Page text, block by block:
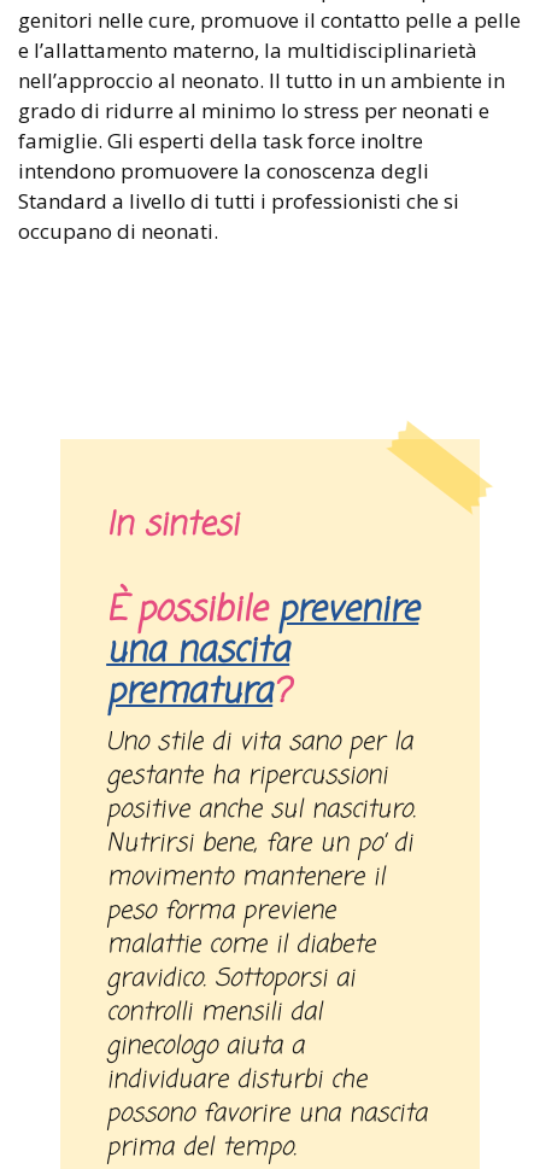
genitori nelle cure, promuove il contatto pelle a pelle
e l’allattamento materno, la multidisciplinarietà
nell’approccio al neonato. Il tutto in un ambiente in
grado di ridurre al minimo lo stress per neonati e
famiglie. Gli esperti della task force inoltre
intendono promuovere la conoscenza degli
Standard a livello di tutti i professionisti che si
occupano di neonati.
In sintesi
È possibileprevenire
una nascita
prematura?
Uno stile di vita sano per la
gestante ha ripercussioni
positive anche sul nascituro.
Nutrirsi bene, fare un po’ di
movimento mantenere il
peso forma previene
malattie come il diabete
gravidico. Sottoporsi ai
controlli mensili dal
ginecologo aiuta a
individuare disturbi che
possono favorire una nascita
prima del tempo.